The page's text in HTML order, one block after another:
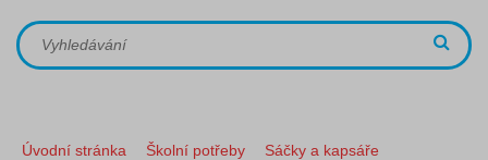
Úvodní stránka Školní potřeby
Sáčky a kapsáře